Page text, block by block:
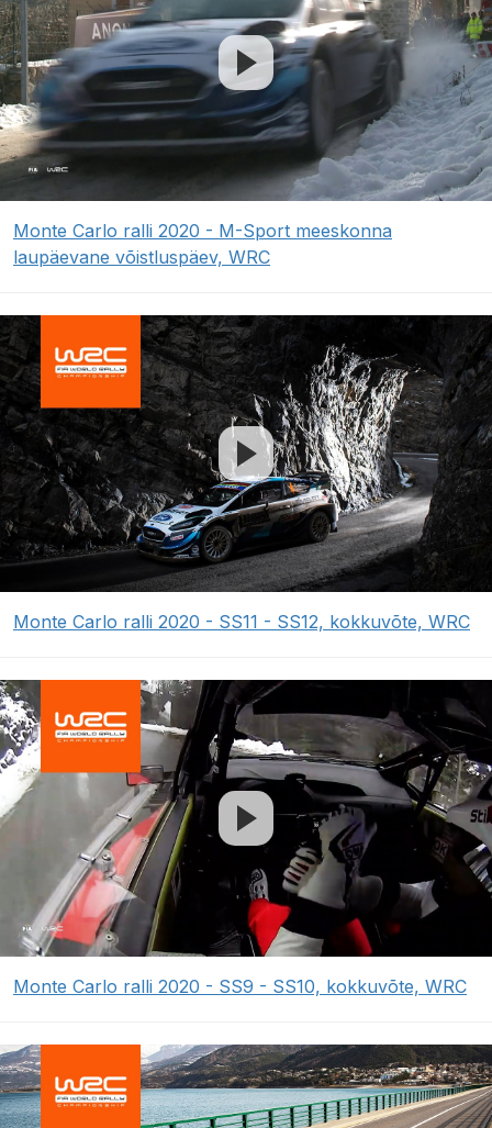
Monte Carlo ralli 2020 - M-Sport meeskonna
laupäevane võistluspäev, WRC
Monte Carlo ralli 2020 - SS11 - SS12, kokkuvõte, WRC
Monte Carlo ralli 2020 - SS9 - SS10, kokkuvõte, WRC